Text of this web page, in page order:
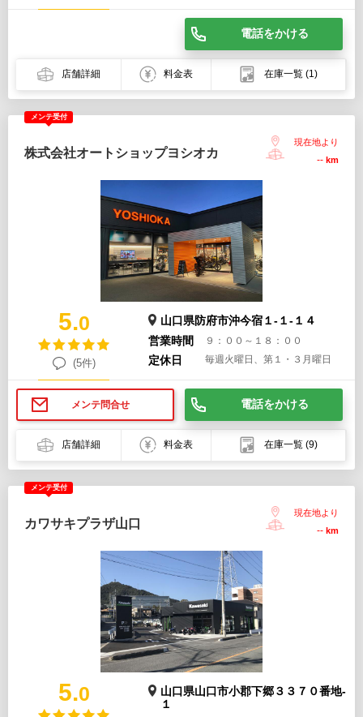
電話をかける
店舗詳細 料金表 在庫一覧 (1)
メンテ受付
株式会社オートショップヨシオカ
現在地より
-- km
5.0
(5件)
山口県防府市沖今宿１-１-１４
営業時間
９：００～１８：００
定休日 毎週火曜日、第１・３月曜日
メンテ問合せ 電話をかける
店舗詳細 料金表 在庫一覧 (9)
メンテ受付
カワサキプラザ山口
現在地より
-- km
5.0
山口県山口市小郡下郷３３７０番地-
１